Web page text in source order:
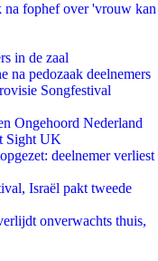
fophef over 'vrouw kan
in de zaal
na pedozaak deelnemers
Songfestival
Ongehoord Nederland
Sight UK
deelnemer verliest
Israël pakt tweede
onverwachts thuis,